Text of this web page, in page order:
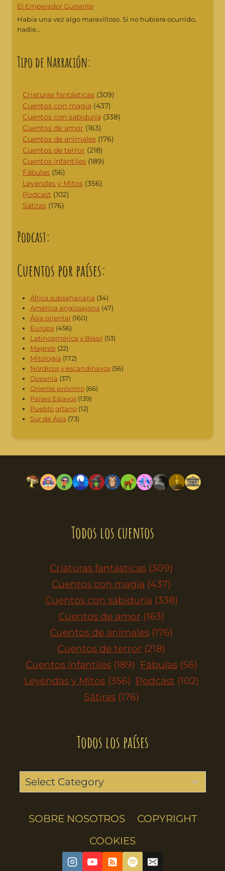
El Emperador Guisante
Había una vez algo maravilloso. Si no hubiera ocurrido,
nadie...
Tipo de Narración:
Criaturas fantásticas(309)
Cuentos con magia (437)
Cuentos con sabiduría (338)
Cuentos de amor (163)
Cuentos de animales(176)
Cuentos de terror (218)
Cuentos infantiles(189)
Fábulas(56)
Leyendas y Mitos(356)
Podcast (102)
Sátiras(176)
Podcast:
Cuentos por países:
África subsahariana (34)
América anglosajona (47)
Ásia oriental (160)
Europa (456)
Latinoamérica y Brasil (53)
Magreb (22)
Mitología (172)
Nórdicos y escandinavos(56)
Oceanía (37)
Oriente próximo(66)
Países Eslavos(139)
Pueblo gitano(12)
Sur de Ásia (73)
Todos los cuentos
Criaturas fantásticas (309)
Cuentos con magia (437)
Cuentos con sabiduría (338)
Cuentos de amor (163)
Cuentos de animales (176)
Cuentos de terror (218)
Cuentos infantiles (189) Fábulas (56)
Leyendas y Mitos (356) Podcast (102)
Sátiras (176)
Todos los países
SOBRE NOSOTROS
COPYRIGHT
COOKIES